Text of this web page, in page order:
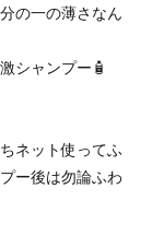
の一の薄さなん
シャンプー🧴
ネット使ってふ
ー後は勿論ふわ